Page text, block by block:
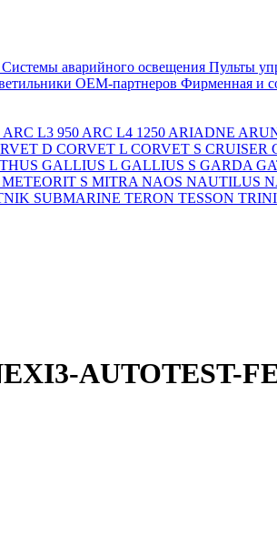
Системы аварийного освещения Пульты
ОЕМ-партнеров Фирменная и
ARC L3 950 ARC L4 1250 ARIADNE
D CORVET L CORVET S CRUISER
GALLIUS L GALLIUS S GARDA
METEORIT S MITRA NAOS NAUTILUS
SUBMARINE TERON TESSON
AUTOTEST-